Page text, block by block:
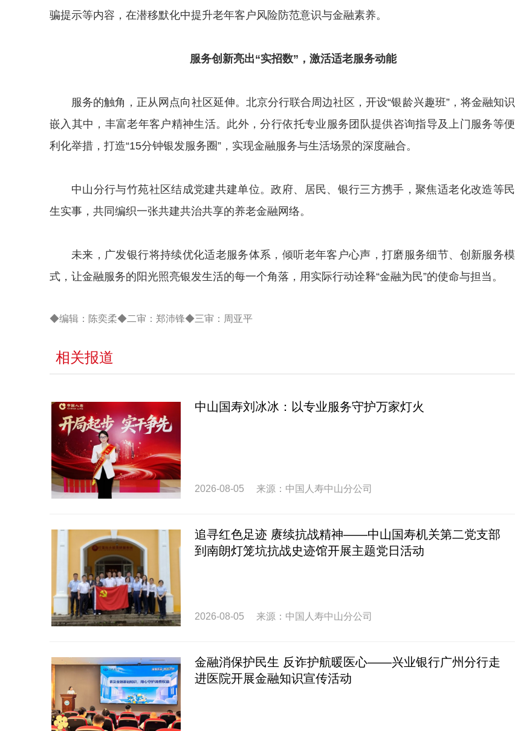
骗提示等内容，在潜移默化中提升老年客户风险防范意识与金融素养。
服务创新亮出“实招数”， 激活适老服务动能
服务的触角，正从网点向社区延伸。北京分行联合周边社区，开设“银龄兴趣班”，将金融知识
嵌入其中，丰富老年客户精神生活。此外，分行依托专业服务团队提供咨询指导及上门服务等便
利化举措，打造“15分钟银发服务圈”，实现金融服务与生活场景的深度融合。
中山分行与竹苑社区结成党建共建单位。政府、居民、银行三方携手，聚焦适老化改造等民
生实事，共同编织一张共建共治共享的养老金融网络。
未来，广发银行将持续优化适老服务体系，倾听老年客户心声，打磨服务细节、创新服务模
式，让金融服务的阳光照亮银发生活的每一个角落，用实际行动诠释“金融为民”的使命与担当。
◆编辑：陈奕柔◆二审：郑沛锋◆三审：周亚平
相关报道
中山国寿刘冰冰：以专业服务守护万家灯火
2026-08-05 来源：中国人寿中山分公司
追寻红色足迹 赓续抗战精神——中山国寿机关第二党支部
到南朗灯笼坑抗战史迹馆开展主题党日活动
2026-08-05 来源：中国人寿中山分公司
金融消保护民生 反诈护航暖医心——兴业银行广州分行走
进医院开展金融知识宣传活动